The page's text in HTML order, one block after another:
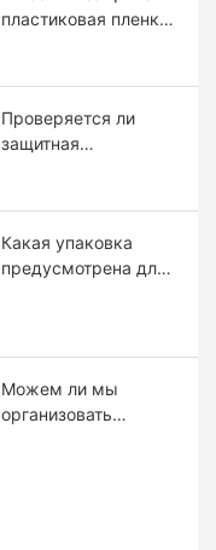
пластиковая пленка
Проверяется ли
защитная
Какая упаковка
предусмотрена для
Можем ли мы
организовать